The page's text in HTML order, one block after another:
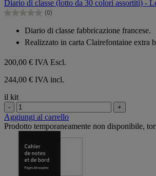
5
stelle.
Diario di classe (lotto da 30 colori assortiti) -
(0)
0.0
stelle.
Diario di classe fabbricazione francese.
Realizzato in carta Clairefontaine extra
200,00 € IVA Escl.
244,00 € IVA incl.
il kit
- +
Aggiungi al carrello
Prodotto temporaneamente non disponibile,